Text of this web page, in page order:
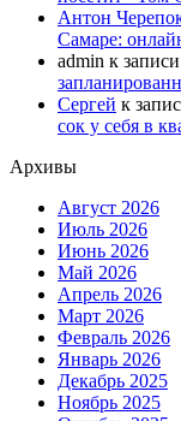
Антон
Самаре:
admin к записи
Сергей к
сок у себя в
Архивы
Август 2026
Июль 2026
Июнь 2026
Май 2026
Апрель 2026
Март 2026
Февраль 2026
Январь 2026
Декабрь 2025
Ноябрь 2025